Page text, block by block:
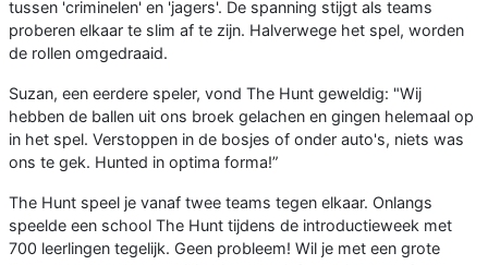
tussen 'criminelen' en 'jagers'. De spanning stijgt als teams
proberen elkaar te slim af te zijn. Halverwege het spel, worden
de rollen omgedraaid.
Suzan, een eerdere speler, vond The Hunt geweldig: "Wij
hebben de ballen uit ons broek gelachen en gingen helemaal op
in het spel. Verstoppen in de bosjes of onder auto's, niets was
ons te gek. Hunted in optima forma!”
The Hunt speel je vanaf twee teams tegen elkaar. Onlangs
speelde een school The Hunt tijdens de introductieweek met
700 leerlingen tegelijk. Geen probleem! Wil je met een grote